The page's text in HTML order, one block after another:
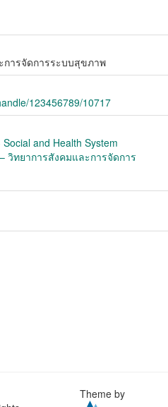
ารจัดการระบบสุขภาพ
123456789/10717
and Health System
วิทยาการสังคมและการจัดการ
Theme by